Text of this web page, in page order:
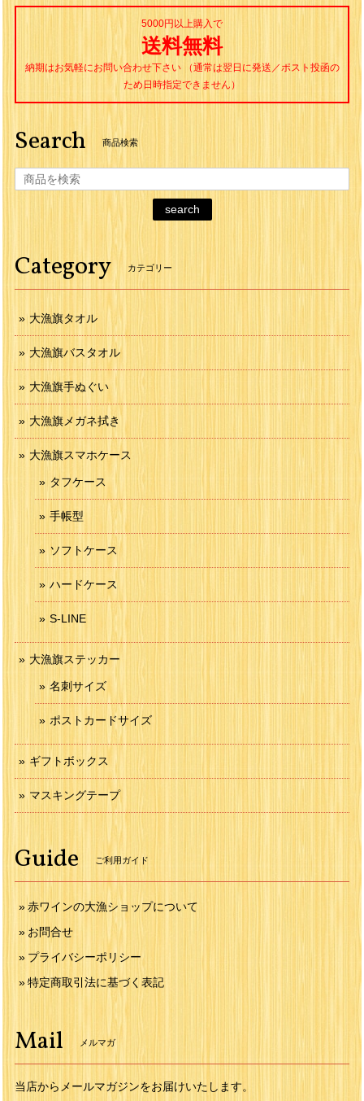
5000円以上購入で
送料無料
納期はお気軽にお問い合わせ下さい （通常は翌日に発送／ポスト投函の
ため日時指定できません）
Search 商品検索
search
Category カテゴリー
大漁旗タオル
大漁旗バスタオル
大漁旗手ぬぐい
大漁旗メガネ拭き
大漁旗スマホケース
タフケース
手帳型
ソフトケース
ハードケース
S-LINE
大漁旗ステッカー
名刺サイズ
ポストカードサイズ
ギフトボックス
マスキングテープ
Guide ご利用ガイド
赤ワインの大漁ショップについて
お問合せ
プライバシーポリシー
特定商取引法に基づく表記
Mail メルマガ
当店からメールマガジンをお届けいたします。